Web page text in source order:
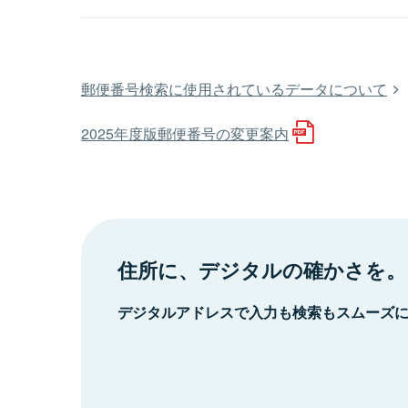
郵便番号検索に使用されているデータについて
2025年度版郵便番号の変更案内
住所に、デジタルの確かさを。
デジタルアドレスで入力も検索もスムーズ